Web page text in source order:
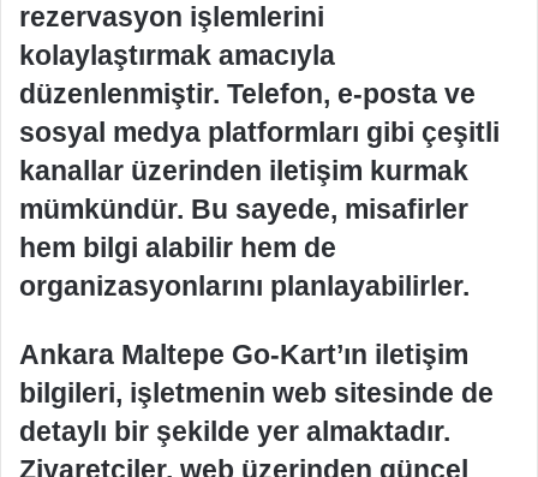
rezervasyon işlemlerini
kolaylaştırmak amacıyla
düzenlenmiştir. Telefon, e-posta ve
sosyal medya platformları gibi çeşitli
kanallar üzerinden iletişim kurmak
mümkündür. Bu sayede, misafirler
hem bilgi alabilir hem de
organizasyonlarını planlayabilirler.
Ankara Maltepe Go-Kart’ın iletişim
bilgileri, işletmenin web sitesinde de
detaylı bir şekilde yer almaktadır.
Ziyaretçiler, web üzerinden güncel